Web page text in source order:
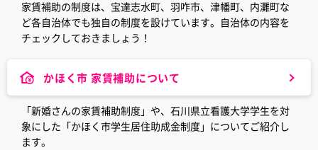
家賃補助の制度は、宝達志水町、羽咋市、津幡町、内灘町な
ど各自治体でも独自の制度を設けています。自治体の内容を
チェックしておきましょう！
かほく市 家賃補助について
「新婚さんの家賃補助制度」や、石川県立看護大学学生を対
象にした「かほく市学生居住助成金制度」についてご紹介し
ます。